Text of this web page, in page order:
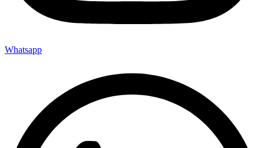
Whatsapp